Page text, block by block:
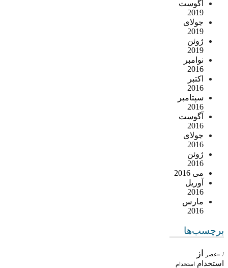
آگوست
2019
جولای
2019
ژوئن
2019
نوامبر
2016
اکتبر
2016
سپتامبر
2016
آگوست
2016
جولای
2016
ژوئن
2016
می 2016
آوریل
2016
مارس
2016
برچسب‌ها
/ «عصر از
استخدام استخدام